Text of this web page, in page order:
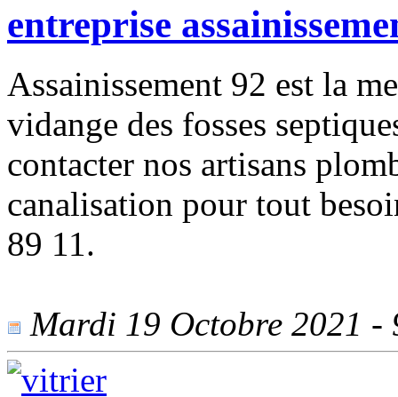
entreprise
Assainissement 92 est la
vidange des fosses
contacter nos artisans
canalisation pour tout
89 11.
Mardi 19 Octobre 2021 -